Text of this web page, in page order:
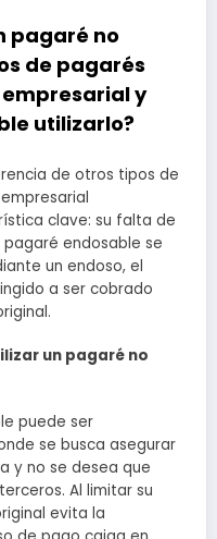
pagaré no
de pagarés
y
utilizarlo?
de otros tipos de
clave: su falta de
endosable se
un endoso, el
a ser cobrado
un pagaré no
puede ser
se busca asegurar
y no se desea que
Al limitar su
evita la